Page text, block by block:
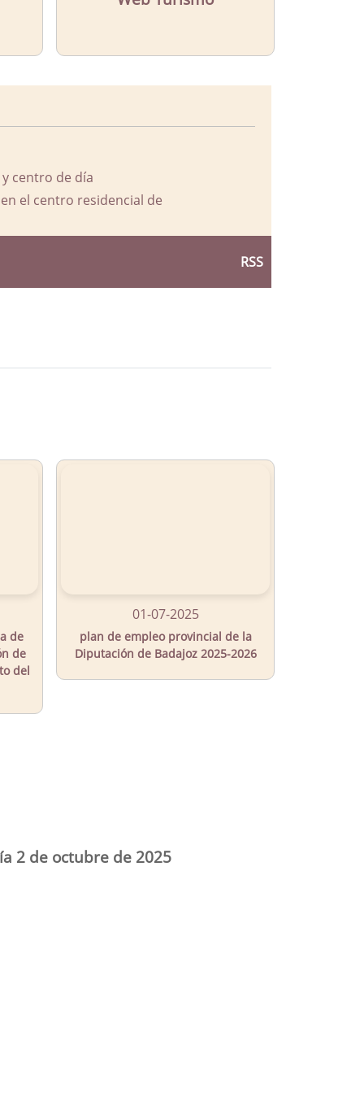
centro de día
el centro residencial de
RSS
de
de
del
01-07-2025
plan de empleo provincial de la
Diputación de Badajoz 2025-2026
2 de octubre de 2025